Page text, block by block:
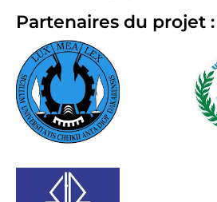
Partenaires du projet :